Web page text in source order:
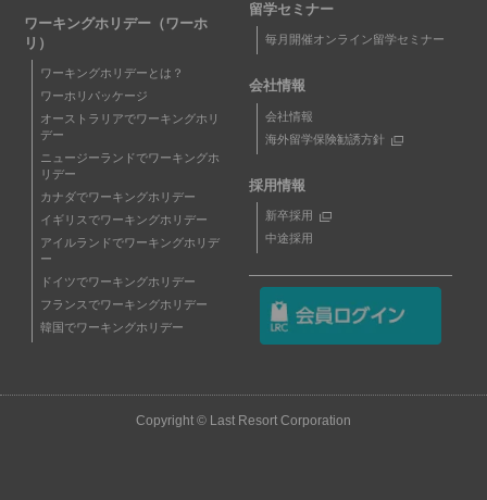
ワーキングホリデー（ワーホ
リ）
ワーキングホリデーとは？
ワーホリパッケージ
オーストラリアでワーキングホリ
デー
ニュージーランドでワーキングホ
リデー
カナダでワーキングホリデー
イギリスでワーキングホリデー
アイルランドでワーキングホリデ
ー
ドイツでワーキングホリデー
フランスでワーキングホリデー
韓国でワーキングホリデー
留学セミナー
毎月開催オンライン留学セミナー
会社情報
会社情報
海外留学保険勧誘方針
採用情報
新卒採用
中途採用
Copyright © Last Resort Corporation